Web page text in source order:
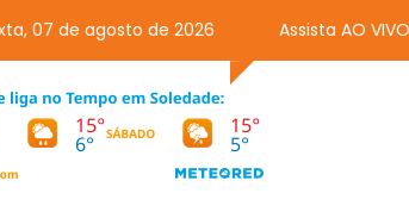
07 de agosto de 2026 Assista AO VIVO